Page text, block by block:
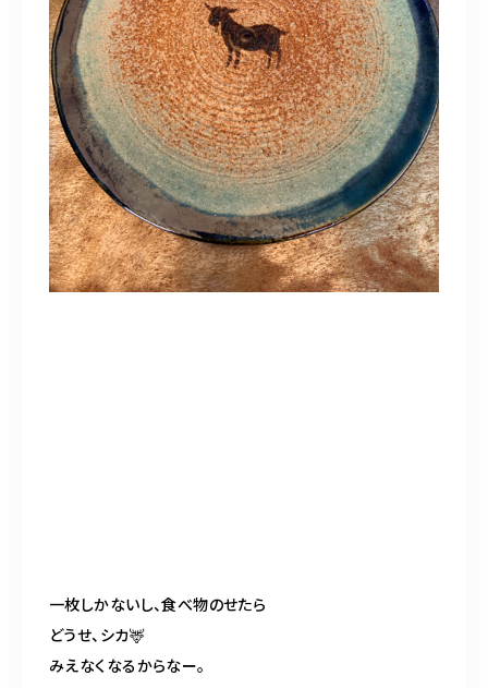
一枚しかないし、食べ物のせたら
どうせ、シカ🦌
みえなくなるからなー。